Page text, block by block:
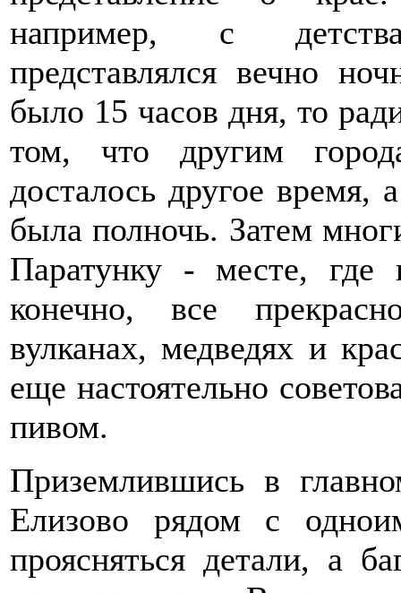
например, с детства
представлялся вечно
было 15 часов дня, то
том, что другим
досталось другое время,
была полночь. Затем
Паратунку - месте, где
конечно, все
вулканах, медведях и
еще настоятельно
пивом.
Приземлившись в
Елизово рядом с
проясняться детали, а